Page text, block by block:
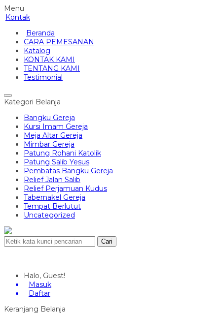
Menu
Kontak
Beranda
CARA PEMESANAN
Katalog
KONTAK KAMI
TENTANG KAMI
Testimonial
Kategori Belanja
Bangku Gereja
Kursi Imam Gereja
Meja Altar Gereja
Mimbar Gereja
Patung Rohani Katolik
Patung Salib Yesus
Pembatas Bangku Gereja
Relief Jalan Salib
Relief Perjamuan Kudus
Tabernakel Gereja
Tempat Berlutut
Uncategorized
Cari
Halo, Guest!
Masuk
Daftar
Keranjang Belanja